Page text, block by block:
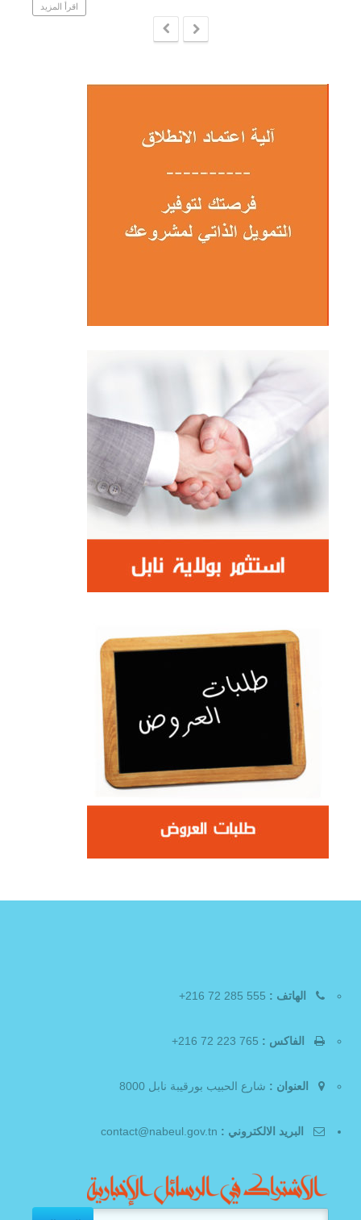
اقرأ المزيد
الهاتف :
الفاكس :
العنوان : شارع الحبيب بورقيبة نابل 8000
البريد الالكتروني :